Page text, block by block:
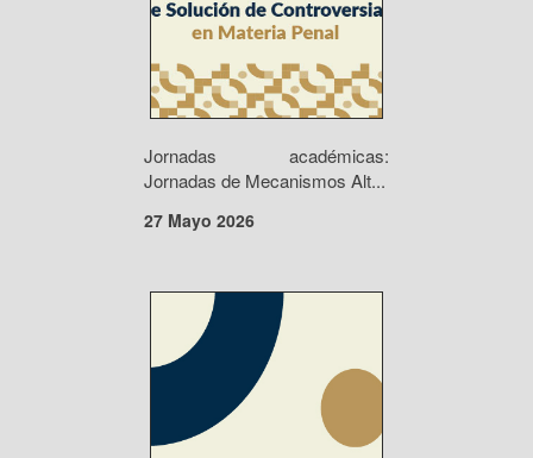
Jornadas académicas:
Jornadas de Mecanismos Alt...
27 Mayo 2026